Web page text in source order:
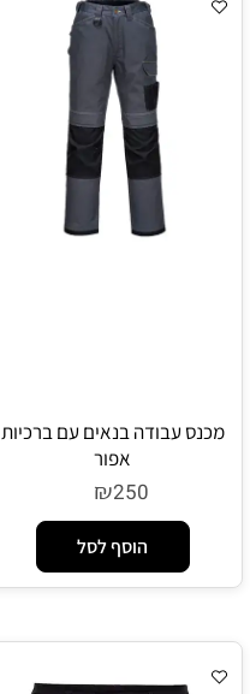
מכנס עבודה בנאים עם ברכיות
אפור
₪250
הוסף לסל